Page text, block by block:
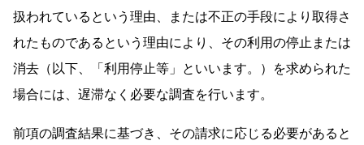
扱われているという理由、または不正の手段により取得さ
れたものであるという理由により、その利用の停止または
消去（以下、「利用停止等」といいます。）を求められた
場合には、遅滞なく必要な調査を行います。
前項の調査結果に基づき、その請求に応じる必要があると